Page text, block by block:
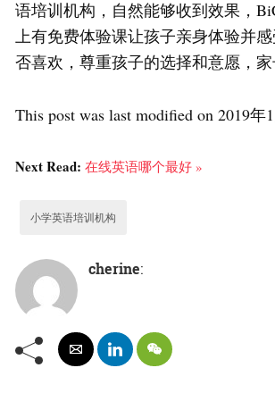
语培训机构，自然能够收到效果，
上有免费体验课让孩子亲身体验并
否喜欢，尊重孩子的选择和意愿，家
This post was last modified on 2019年
Next Read: 在线英语哪个最好 »
小学英语培训机构
cherine: